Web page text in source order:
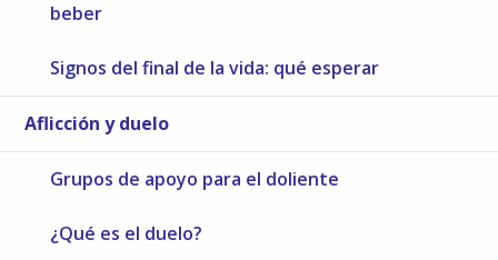
beber
Signos del final de la vida: qué esperar
Aflicción y duelo
Grupos de apoyo para el doliente
¿Qué es el duelo?